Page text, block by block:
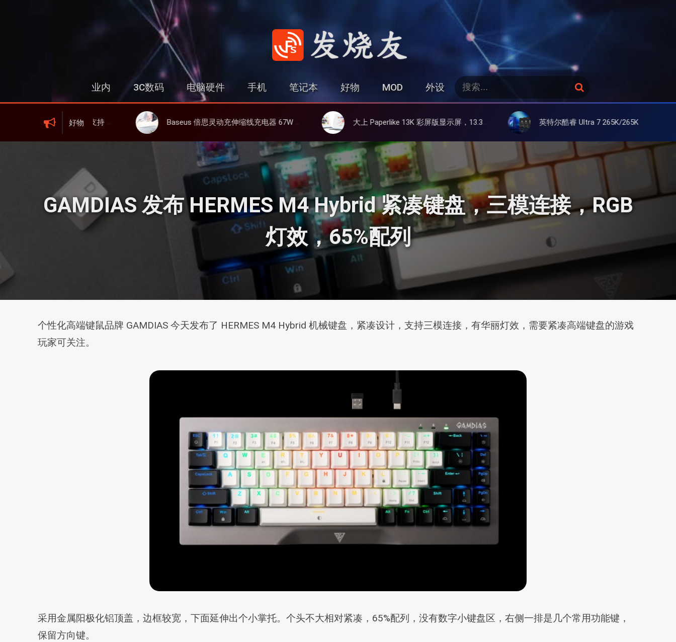
发烧友
业内 3C数码 电脑硬件 手机 笔记本 好物 MOD 外设
搜
索
：
搜
好物
电池、峰值下行2.0Gbps Baseus 倍思灵动充伸缩线充电器 67W 3C，超耐用可伸缩线、氮化镓、3C多设备同时充 大上 Paperlike 13K 彩屏版显示屏，13.3英寸高刷彩色墨水屏 英特尔酷睿 Ultra 7 265K/265KF 官降100美元促销，快和酷睿 Ultra 5 差不多了
GAMDIAS 发布 HERMES M4 Hybrid 紧凑键盘，三模连接，RGB
灯效，65%配列
个性化高端键鼠品牌 GAMDIAS 今天发布了 HERMES M4 Hybrid 机械键盘，紧凑设计，支持三模连接，有华丽灯效，需要紧凑高端键盘的游戏
玩家可关注。
采用金属阳极化铝顶盖，边框较宽，下面延伸出个小掌托。个头不大相对紧凑，65%配列，没有数字小键盘区，右侧一排是几个常用功能键，
保留方向键。